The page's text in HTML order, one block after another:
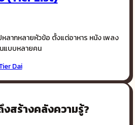
ลากหลายหัวข้อ ตั้งแต่อาหาร หนัง เพลง
แบบหลายคน
Dai
สร้างคลังความรู้?